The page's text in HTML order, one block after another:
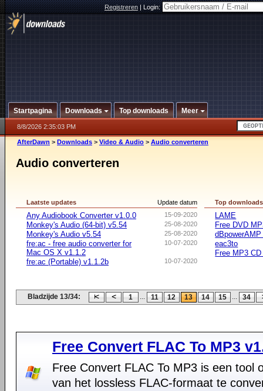
Registreren|Login:
Startpagina Downloads Top downloads Meer
8/8/2026 2:35:03 PM
AfterDawn > Downloads > Video & Audio > Audio converteren
Audio converteren
Update datum
Laatste updates
15-09-2020
Any Audiobook Converter v1.0.0
25-08-2020
Monkey's Audio (64-bit) v5.54
25-08-2020
Monkey's Audio v5.54
10-07-2020
fre:ac - free audio converter for
Mac OS X v1.1.2
10-07-2020
fre:ac (Portable) v1.1.2b
Top downloads
LAME
Free DVD
eac3to
Free MP3
Bladzijde 13/34: 1 ... 11 12 13 14 15 ... 34
Free Convert FLAC To MP3
Free Convert FLAC To MP3 is een tool
van het lossless FLAC-formaat te